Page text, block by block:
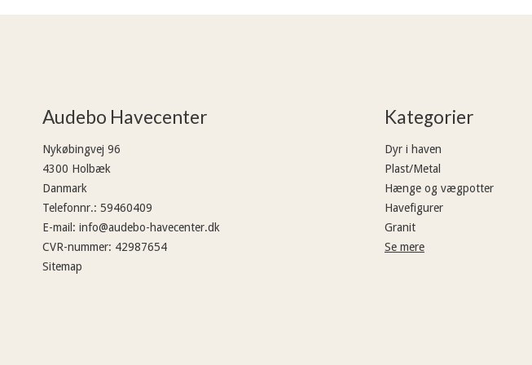
Audebo Havecenter
Nykøbingvej 96
4300 Holbæk
Danmark
Telefonnr.: 59460409
E-mail : info@audebo-havecenter.dk
CVR-nummer: 42987654
Sitemap
Kategorier
Dyr i haven
Plast/Metal
Hænge og vægpotter
Havefigurer
Granit
Se mere